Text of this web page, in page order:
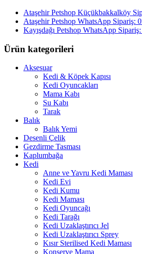
Ataşehir Petshop Küçükbakkalköy
Ataşehir Petshop WhatsApp Sipariş:
Kayışdağı Petshop WhatsApp
Ürün kategorileri
Aksesuar
Kedi & Köpek Kapısı
Kedi Oyuncakları
Mama Kabı
Su Kabı
Tarak
Balık
Balık Yemi
Desenli Çelik
Gezdirme Tasması
Kaplumbağa
Kedi
Anne ve Yavru Kedi Maması
Kedi Evi
Kedi Kumu
Kedi Maması
Kedi Oyuncağı
Kedi Tarağı
Kedi Uzaklaştırıcı Jel
Kedi Uzaklaştırıcı Sprey
Kısır Sterilised Kedi Maması
Konserve Mama